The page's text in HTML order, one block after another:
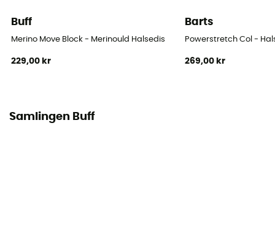
Buff
Merino Move Block - Merinould Halsedis
229,00 kr
Barts
Powerstretch Col -
269,00 kr
Samlingen Buff